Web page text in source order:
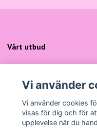
Vårt utbud
Sociala medier
Vi använder
Vi använder cookies
visas för dig och för
upplevelse när du